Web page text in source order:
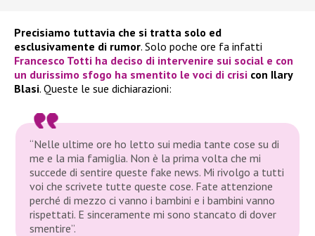
Precisiamo tuttavia che si tratta solo ed
esclusivamente di rumor. Solo poche ore fa infatti
Francesco Totti ha deciso di intervenire sui social e con
un durissimo sfogo ha smentito le voci di crisi con Ilary
Blasi. Queste le sue dichiarazioni:
“Nelle ultime ore ho letto sui media tante cose su di
me e la mia famiglia. Non è la prima volta che mi
succede di sentire queste fake news. Mi rivolgo a tutti
voi che scrivete tutte queste cose. Fate attenzione
perché di mezzo ci vanno i bambini e i bambini vanno
rispettati. E sinceramente mi sono stancato di dover
smentire”.